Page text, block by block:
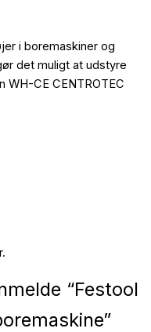
i boremaskiner og
det muligt at udstyre
CE CENTROTEC
“Festool